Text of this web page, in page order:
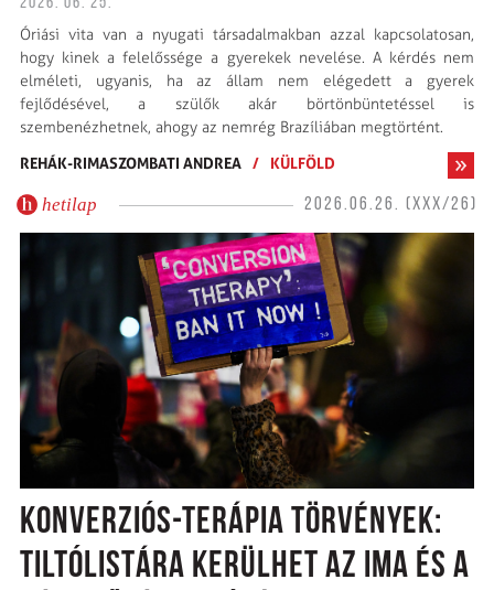
Óriási vita van a nyugati társadalmakban azzal kapcsolatosan,
hogy kinek a felelőssége a gyerekek nevelése. A kérdés nem
elméleti, ugyanis, ha az állam nem elégedett a gyerek
fejlődésével, a szülők akár börtön­büntetéssel is
szembenézhetnek, ahogy az nemrég Brazíliában megtörtént.
REHÁK-RIMASZOMBATI ANDREA / KÜLFÖLD
hetilap 2026.06.26. (XXX/26)
KONVERZIÓS-TERÁPIA TÖRVÉNYEK:
TILTÓLISTÁRA KERÜLHET AZ IMA ÉS A